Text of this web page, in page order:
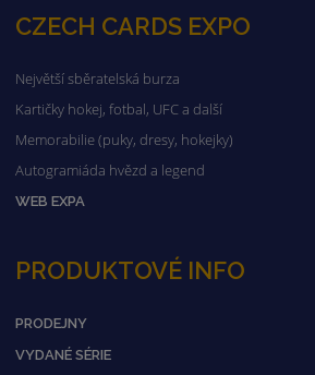
CZECH CARDS EXPO
Největší sběratelská burza
Kartičky hokej, fotbal, UFC a další
Memorabilie (puky, dresy, hokejky)
Autogramiáda hvězd a legend
WEB EXPA
PRODUKTOVÉ INFO
PRODEJNY
VYDANÉ SÉRIE